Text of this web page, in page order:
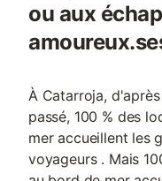
ou aux
À Catarroja,
passé, 100 % des
mer accueillent les
voyageurs . Mais